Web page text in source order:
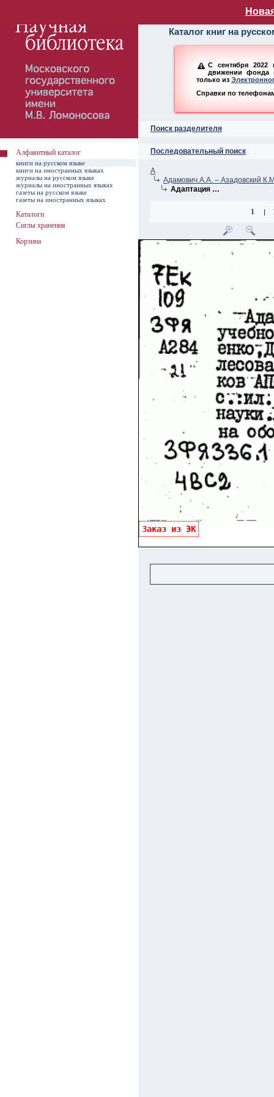
Алфавитный
Каталог книг на
С сентября 2022
движении фонда
только из
Справки по
Поиск разделителя
Последовательный поиск
А
Адамович А.А. – Азадовский
Адаптация …
1 |
Заказ из ЭК
Алфавитный каталог
книги на русском языке
книги на иностранных языках
журналы на русском языке
журналы на иностранных языках
газеты на русском языке
газеты на иностранных языках
Каталоги
Сиглы хранения
Корзина